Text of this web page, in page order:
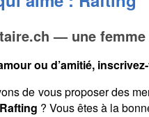
— une
ou d’amitié,
de vous proposer des
? Vous êtes à la